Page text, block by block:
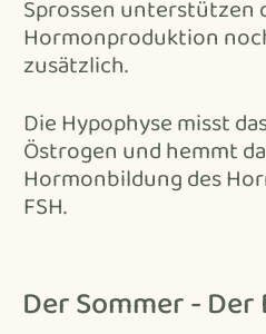
Sprossen unterstützen
Hormonproduktion
zusätzlich.
Die Hypophyse misst
Östrogen und hemmt
Hormonbildung des
FSH.
Der Sommer -